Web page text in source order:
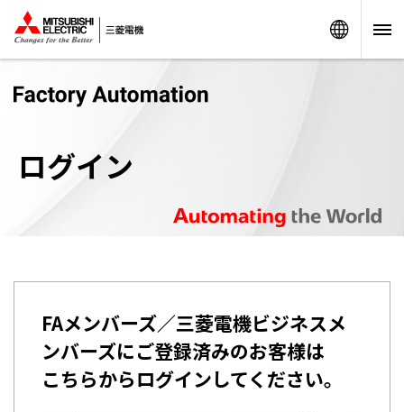
ログイン
FAメンバーズ／三菱電機ビジネスメ
ンバーズにご登録済みのお客様は
こちらからログインしてください。